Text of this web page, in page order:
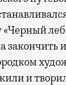
«Черный
закончить
и